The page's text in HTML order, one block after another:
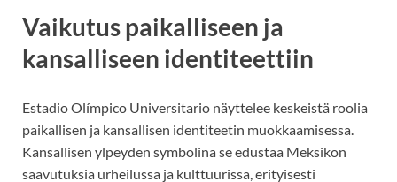
Vaikutus paikalliseen ja
kansalliseen identiteettiin
Estadio Olímpico Universitario näyttelee keskeistä roolia
paikallisen ja kansallisen identiteetin muokkaamisessa.
Kansallisen ylpeyden symbolina se edustaa Meksikon
saavutuksia urheilussa ja kulttuurissa, erityisesti